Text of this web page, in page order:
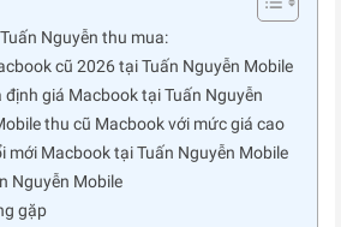
Nguyễn thu mua:
cũ 2026 tại Tuấn Nguyễn Mobile
giá Macbook tại Tuấn Nguyễn
thu cũ Macbook với mức giá cao
mới Macbook tại Tuấn Nguyễn Mobile
Nguyễn Mobile
gặp